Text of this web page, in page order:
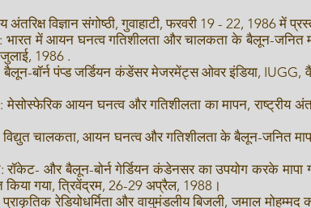
विज्ञान संगोष्ठी, गुवाहाटी, फरवरी 19 - 22, 1986 में
भारत में आयन घनत्व गतिशीलता और चालकता के बैलून-जनित
1986 .
बॉर्न पंप्ड जर्डियन कंडेंसर मेजरमेंट्स ओवर इंडिया,
आयन घनत्व और गतिशीलता का मापन, राष्ट्रीय
चालकता, आयन घनत्व और गतिशीलता के बैलून-जनित माप,
और बैलून-बोर्न गेर्डियन कंडेनसर का उपयोग करके मापा
किया गया, त्रिवेंद्रम, 26-29 अप्रैल, 1988।
रेडियोधर्मिता और वायुमंडलीय बिजली, जमाल मोहम्मद